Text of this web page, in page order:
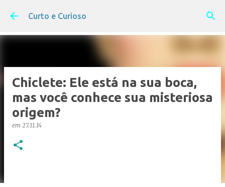
Pular para o conteúdo principal
Curto e Curioso
Chiclete: Ele está na sua boca,
mas você conhece sua misteriosa
origem?
em 27.11.14